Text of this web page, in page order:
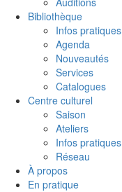
Bibliothèque
Infos pratiques
Agenda
Nouveautés
Services
Catalogues
Centre culturel
Saison
Ateliers
Infos pratiques
Réseau
À propos
En pratique